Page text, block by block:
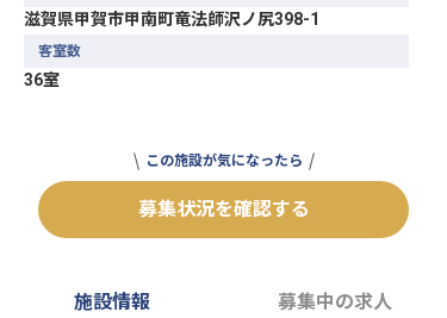
おもてなしHRについて
滋賀県甲賀市甲南町竜法師沢ノ尻398-1
客室数
36室
この施設が気になったら
募集状況を確認する
施設情報 募集中の求人